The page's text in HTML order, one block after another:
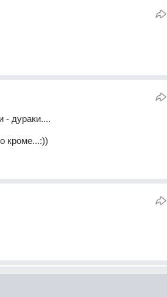
- дураки....
кроме...:))